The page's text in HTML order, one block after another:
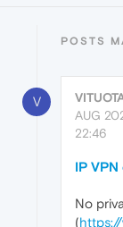
POSTS
V
AUG
22:46
IP
No
(